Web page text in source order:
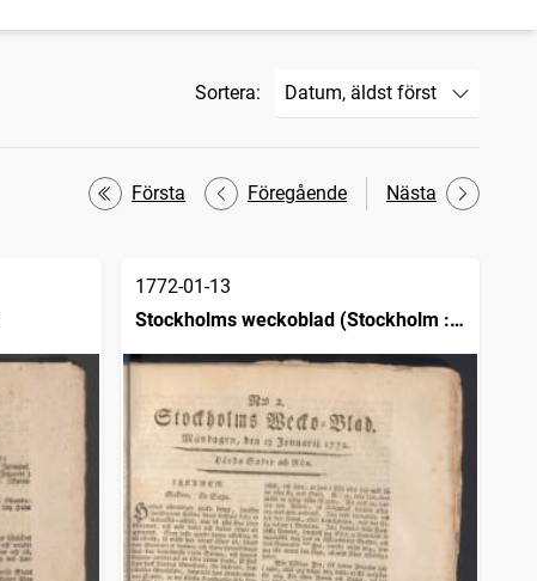
Sortera:
Första Föregående Nästa
1772-01-13
Stockholms weckoblad (Stockholm :
1745)